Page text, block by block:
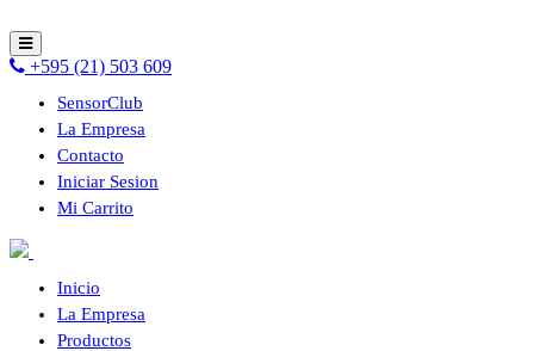
+595 (21) 503 609
SensorClub
La Empresa
Contacto
Iniciar Sesion
Mi Carrito
Inicio
La Empresa
Productos